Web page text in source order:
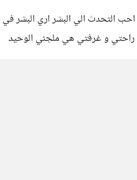
التحدث الي البشر اري البشر
و غرفتي هي ملجئي الوحيد